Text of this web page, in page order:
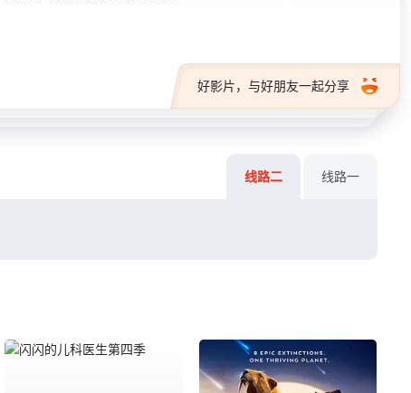
好影片，与好朋友一起分享
线路二 线路一